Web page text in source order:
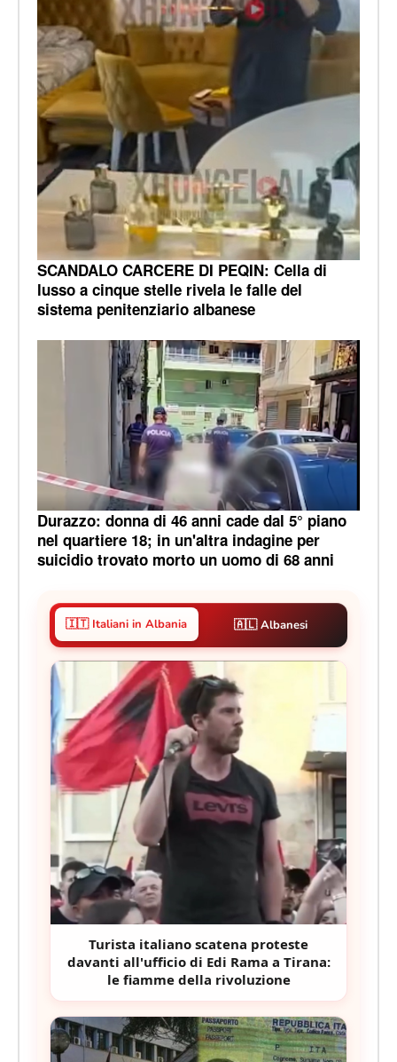
SCANDALO CARCERE DI PEQIN: Cella di
lusso a cinque stelle rivela le falle del
sistema penitenziario albanese
Durazzo: donna di 46 anni cade dal 5° piano
nel quartiere 18; in un'altra indagine per
suicidio trovato morto un uomo di 68 anni
🇮🇹 Italiani in Albania 🇦🇱 Albanesi
Turista italiano scatena proteste
davanti all'ufficio di Edi Rama a Tirana:
le fiamme della rivoluzione